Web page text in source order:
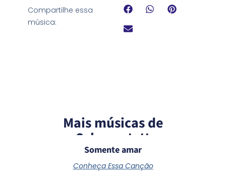
Compartilhe essa
música:
Mais músicas de
Schoenstatt
Somente amar
Conheça Essa Canção